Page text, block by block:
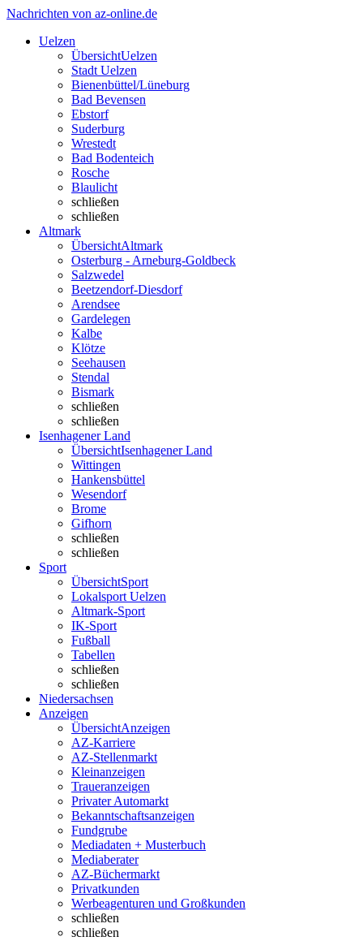
Nachrichten von az-online.de
Uelzen
ÜbersichtUelzen
Stadt Uelzen
Bienenbüttel/Lüneburg
Bad Bevensen
Ebstorf
Suderburg
Wrestedt
Bad Bodenteich
Rosche
Blaulicht
schließen
schließen
Altmark
ÜbersichtAltmark
Osterburg - Arneburg-Goldbeck
Salzwedel
Beetzendorf-Diesdorf
Arendsee
Gardelegen
Kalbe
Klötze
Seehausen
Stendal
Bismark
schließen
schließen
Isenhagener Land
ÜbersichtIsenhagener Land
Wittingen
Hankensbüttel
Wesendorf
Brome
Gifhorn
schließen
schließen
Sport
ÜbersichtSport
Lokalsport Uelzen
Altmark-Sport
IK-Sport
Fußball
Tabellen
schließen
schließen
Niedersachsen
Anzeigen
ÜbersichtAnzeigen
AZ-Karriere
AZ-Stellenmarkt
Kleinanzeigen
Traueranzeigen
Privater Automarkt
Bekanntschaftsanzeigen
Fundgrube
Mediadaten + Musterbuch
Mediaberater
AZ-Büchermarkt
Privatkunden
Werbeagenturen und Großkunden
schließen
schließen